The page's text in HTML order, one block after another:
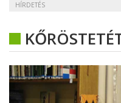
HÍRDETÉS